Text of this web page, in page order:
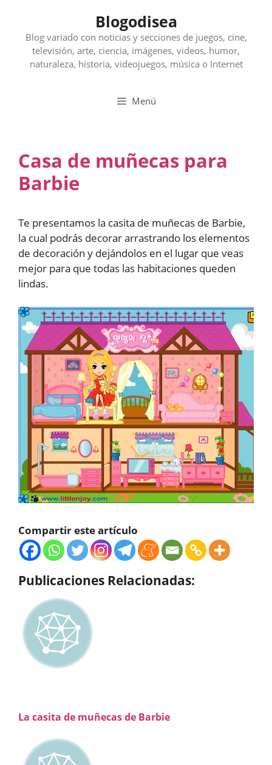
contenido
Blogodisea
Blog variado con noticias y secciones de juegos, cine,
televisión, arte, ciencia, imágenes, videos, humor,
naturaleza, historia, videojuegos, música o Internet
Menú
Casa de muñecas para
Barbie
Te presentamos la casita de muñecas de Barbie,
la cual podrás decorar arrastrando los elementos
de decoración y dejándolos en el lugar que veas
mejor para que todas las habitaciones queden
lindas.
Compartir este artículo
Publicaciones Relacionadas:
La casita de muñecas de Barbie